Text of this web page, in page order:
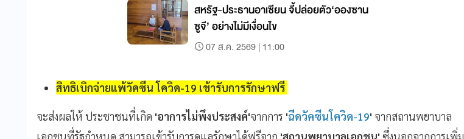
สหรัฐ-ประธานอาเซียน จี้ปล่อยตัว‘อองซาน
ซูจี’ อย่างไม่มีเงื่อนไข
07 ส.ค. 2569 | 11:00
สิทธิเบิกจ่ายแพ้วัคซีน โควิด-19 เข้ารับการรักษาฟรี
จะส่งผลให้ ประชาชนที่เกิด 'อาการไม่พึงประสงค์'จากการ 'ฉีดวัคซีนโควิด-19' จากสถานพยาบาล